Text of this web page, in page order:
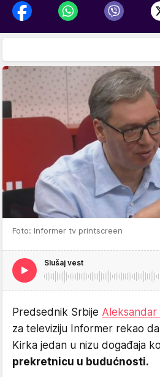
Foto: Informer tv printscreen
Slušaj vest
Predsednik Srbije Aleksandar
za televiziju Informer rekao
Kirka jedan u nizu događaja
prekretnicu u budućnosti.